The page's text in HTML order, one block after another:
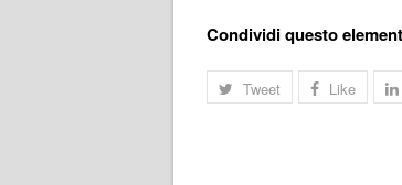
Condividi questo
Tweet Like